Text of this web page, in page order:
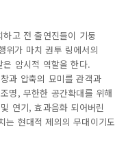
고 전 출연진들이 기둥
위가 마치 권투 링에서의
암시적 역할을 한다.
과 압축의 묘미를 관객과
명, 무한한 공간확대를 위해
연기, 효과음화 되어버린
는 현대적 제의의 무대이기도